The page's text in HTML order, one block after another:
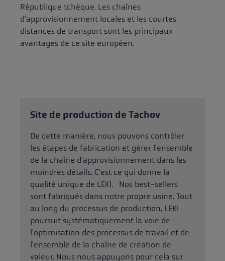
République tchèque. Les chaînes
d'approvisionnement locales et les courtes
distances de transport sont les principaux
avantages de ce site européen.
Site de production de Tachov
De cette manière, nous pouvons contrôler
les étapes de fabrication et gérer l'ensemble
de la chaîne d'approvisionnement dans les
moindres détails. C'est ce qui donne la
qualité unique de LEKI. Nos best-sellers
sont fabriqués dans notre propre usine. Tout
au long du processus de production, LEKI
poursuit systématiquement la voie de
l'optimisation des processus de travail et de
l'ensemble de la chaîne de création de
valeur. Nous nous appuyons pour cela sur